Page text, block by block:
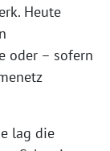
Heute
oder – sofern
lag die